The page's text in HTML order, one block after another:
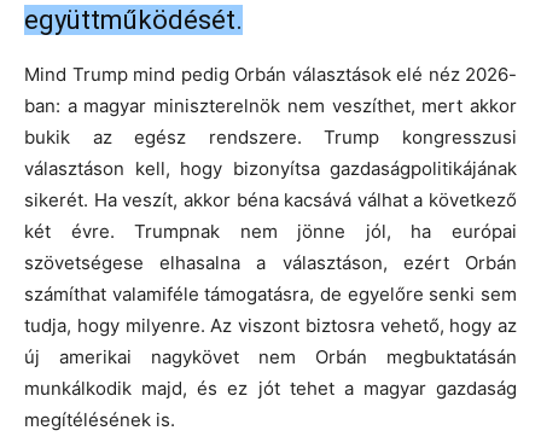
együttműködését.
Mind Trump mind pedig Orbán választások elé néz 2026-
ban: a magyar miniszterelnök nem veszíthet, mert akkor
bukik az egész rendszere. Trump kongresszusi
választáson kell, hogy bizonyítsa gazdaságpolitikájának
sikerét. Ha veszít, akkor béna kacsává válhat a következő
két évre. Trumpnak nem jönne jól, ha európai
szövetségese elhasalna a választáson, ezért Orbán
számíthat valamiféle támogatásra, de egyelőre senki sem
tudja, hogy milyenre. Az viszont biztosra vehető, hogy az
új amerikai nagykövet nem Orbán megbuktatásán
munkálkodik majd, és ez jót tehet a magyar gazdaság
megítélésének is.